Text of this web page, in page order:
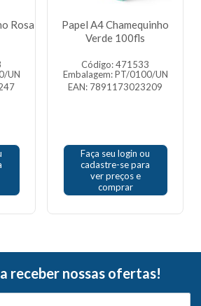
Rosa
UN
Papel A4 Chamequinho
Verde 100fls
Código: 471533
Embalagem: PT/0100/UN
EAN: 7891173023209
Faça seu login ou
cadastre-se para
ver preços e
comprar
receber nossas ofertas!